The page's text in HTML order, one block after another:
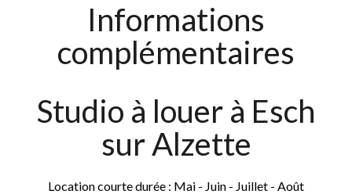
Informations
complémentaires
Studio à louer à Esch
sur Alzette
Location courte durée : Mai - Juin - Juillet - Août